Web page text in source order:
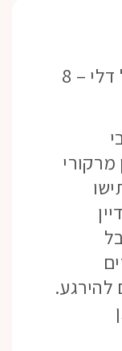
תחזית שבועית – מזל דלי – 8
מרקורי
להירגע.